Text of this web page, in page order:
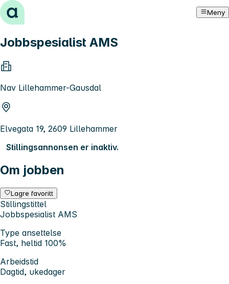
Hopp til innhold Meny
Jobbspesialist AMS
Nav Lillehammer-Gausdal
Elvegata 19, 2609 Lillehammer
Stillingsannonsen er inaktiv.
Om jobben
Lagre favoritt
Stillingstittel
Jobbspesialist AMS
Type ansettelse
Fast, heltid 100%
Arbeidstid
Dagtid, ukedager